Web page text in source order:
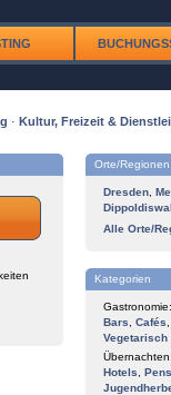
· Kultur, Freizeit &
Orte/Regionen
Dresden
Alle Orte/
Kategorien
Gastronomie:
Bars
Cafés
Vegetarisch
Übernachten:
Hotels